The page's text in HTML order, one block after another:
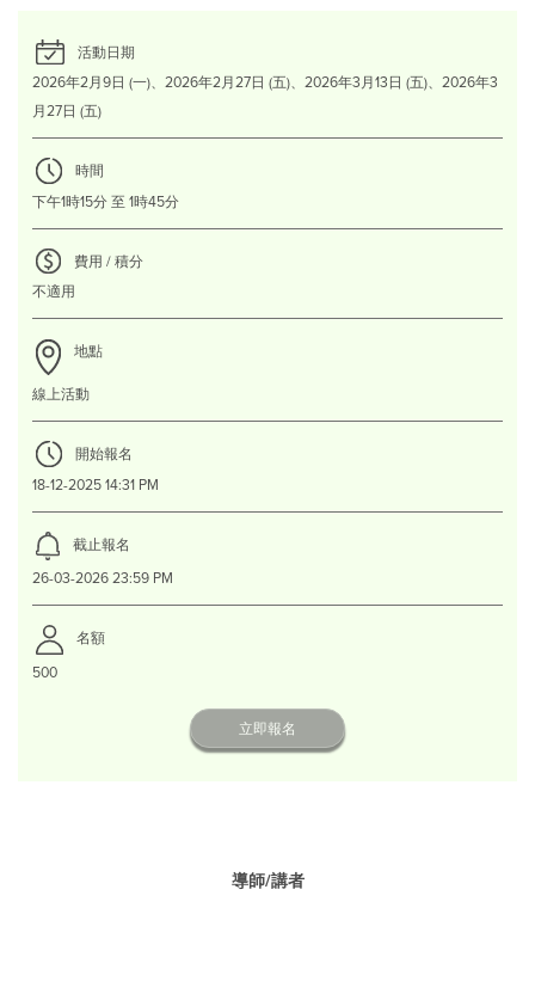
活動日期
2026年2月9日 (一)、2026年2月27日 (五)、2026年3月13日 (五)、2026年3
月27日 (五)
時間
下午1時15分 至 1時45分
費用 / 積分
不適用
地點
線上活動
開始報名
18-12-2025 14:31 PM
截止報名
26-03-2026 23:59 PM
名額
500
立即報名
導師/講者